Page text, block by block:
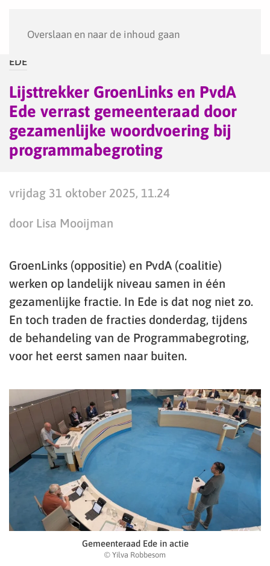
Overslaan en naar de inhoud gaan
EDE
Lijsttrekker GroenLinks en PvdA
Ede verrast gemeenteraad door
gezamenlijke woordvoering bij
programmabegroting
vrijdag 31 oktober 2025, 11.24
door Lisa Mooijman
GroenLinks (oppositie) en PvdA (coalitie)
werken op landelijk niveau samen in één
gezamenlijke fractie. In Ede is dat nog niet zo.
En toch traden de fracties donderdag, tijdens
de behandeling van de Programmabegroting,
voor het eerst samen naar buiten.
Gemeenteraad Ede in actie
© Yilva Robbesom